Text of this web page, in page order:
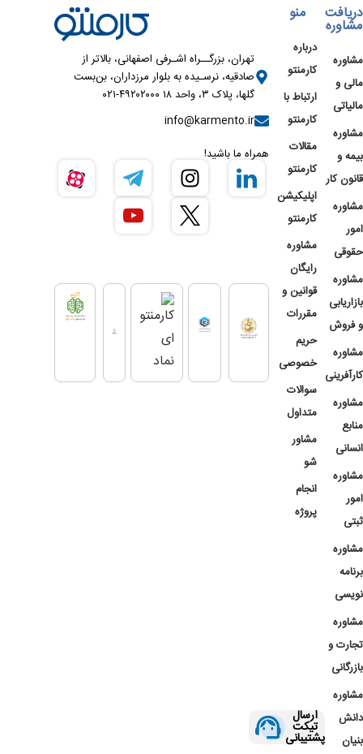
دریافت
مشاوره
مشاوره
مالی و
مالیاتی
مشاوره
بیمه و
قانون کار
مشاوره
امور
حقوقی
مشاوره
بازاریابی
و فروش
مشاوره
کارآفرینی
مشاوره
منابع
انسانی
مشاوره
امور
ثبتی
مشاوره
برنامه
نویسی
مشاوره
تجارت و
بازرگانی
مشاوره
دانش
بنیان
منو
درباره
کارمنتو
ارتباط با
کارمنتو
مقالات
کارمنتو
اپلیکیشن
کارمنتو
مشاوره
رایگان
قوانین و
مقررات
حریم
خصوصی
سوالات
متداول
مشاور
شو
انجام
پروژه
ارسال
تیکت
پشتیبانی
تهران، بزرگــراه اشـرفی اصفهانی، بالاتر از
صادقیه، نرسـیده به بلوار مرزداران، بن‌بست
گلها، پلاک ۳، واحد ۱۸ ۴۹۲۰۲۰۰۰-۰۲۱
info@karmento.ir
همراه ما باشید!